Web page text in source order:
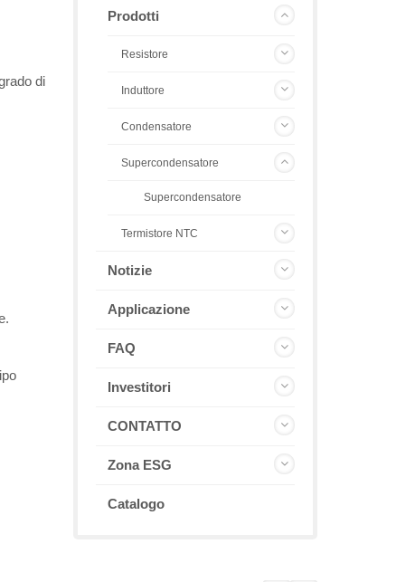
di
Prodotti
Resistore
Induttore
Condensatore
Supercondensatore
Supercondensatore
Termistore NTC
Notizie
Applicazione
FAQ
Investitori
CONTATTO
Zona ESG
Catalogo